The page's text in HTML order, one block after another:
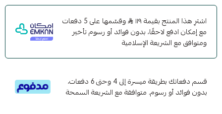
اشترِ هذا المنتج بقيمة ١١٩
وقسّمها على 5 دفعات
مع إمكان ادفع لاحقًا، بدون فوائد أو رسوم تأخير
ومتوافق مع الشريعة الإسلامية
قسم دفعاتك بطريقة ميسرة إلى 4 وحتى 6 دفعات،
بدون فوائد أو رسوم. متوافقة مع الشريعة السمحة